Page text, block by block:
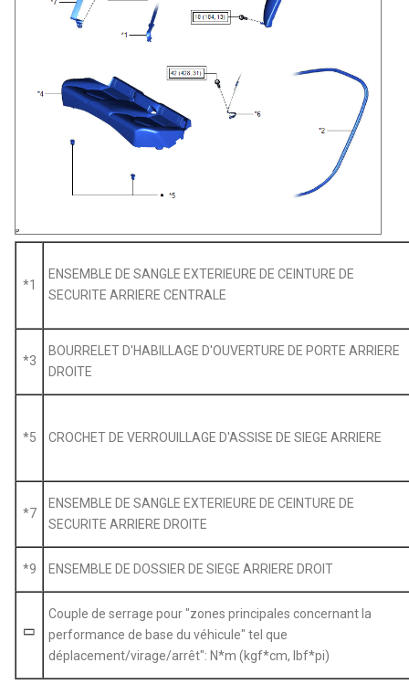
*1
ENSEMBLE DE SANGLE EXTERIEURE DE CEINTURE DE
SECURITE ARRIERE CENTRALE
*3
BOURRELET D'HABILLAGE D'OUVERTURE DE PORTE ARRIERE
DROITE
*5 CROCHET DE VERROUILLAGE D'ASSISE DE SIEGE ARRIERE
*7
ENSEMBLE DE SANGLE EXTERIEURE DE CEINTURE DE
SECURITE ARRIERE DROITE
*9 ENSEMBLE DE DOSSIER DE SIEGE ARRIERE DROIT
Couple de serrage pour "zones principales concernant la
performance de base du véhicule" tel que
déplacement/virage/arrêt": N*m (kgf*cm, lbf*pi)